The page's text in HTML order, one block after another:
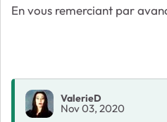
En vous remerciant par
ValerieD
Nov 03, 2020